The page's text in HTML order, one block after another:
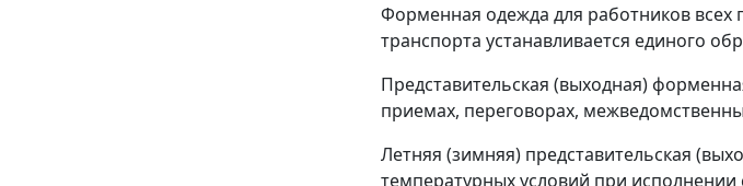
Форменная одежда для работников всех
транспорта устанавливается единого
Представительская (выходная)
приемах, переговорах,
Летняя (зимняя) представительская
температурных условий при